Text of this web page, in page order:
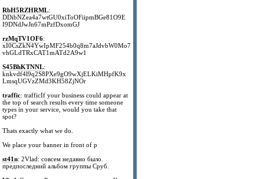
RbH5RZHRML:
DDibNZea4a7wtGU0xiToOFiipmBGe81O9E
I9DNdJwJn67mPzfDxomGJ
rzMqTV1OF6:
xI0CsZkN4YwIpMF254b0q8m7aJdvbW0Mo7
vhGLdTRxCAT1mATd2A9w1
S45BhKTNNL:
knkvdf4l9q2S8PXe9gO9wXjELKiMHpfK9x
LmsqUGVzZMd3KH58ZjNOr
traffic: trafficIf your business could appear at
the top of search results every time someone
types in your service, would you take that
spot?
Thats exactly what we do.
We place your banner in front of p
st41n: 2Vlad: совсем недавно было.
предпоследний альбом группы Сруб.